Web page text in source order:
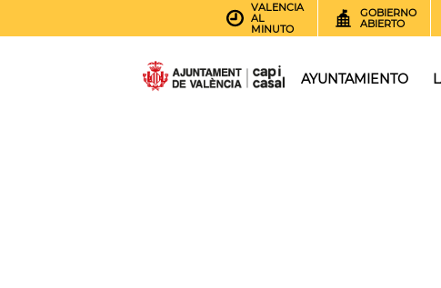
VALENCIA
AL
MINUTO
GOBIERNO
ABIERTO
AYUNTAMIENTO